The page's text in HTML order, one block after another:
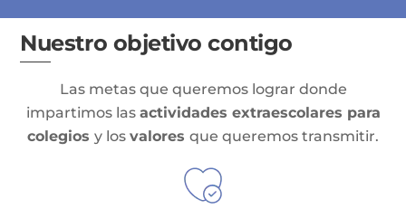
Nuestro objetivo contigo
Las metas que queremos lograr donde
impartimos las actividades extraescolares para
colegios y los valores que queremos transmitir.